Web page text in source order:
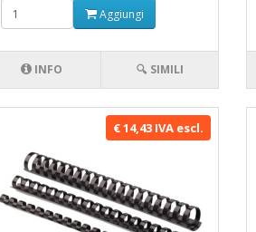
Aggiungi
INFO 🔍 SIMILI
€ 14,43 IVA escl.